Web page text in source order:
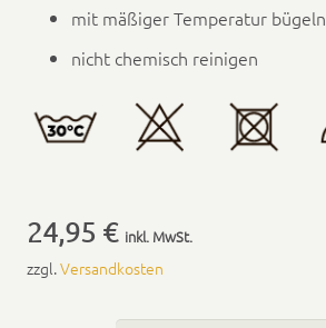
mit mäßiger Tem­per­atur bügeln
nicht chemisch reini­gen
24,95 € inkl. MwSt.
zzgl.Ver­sand­kosten